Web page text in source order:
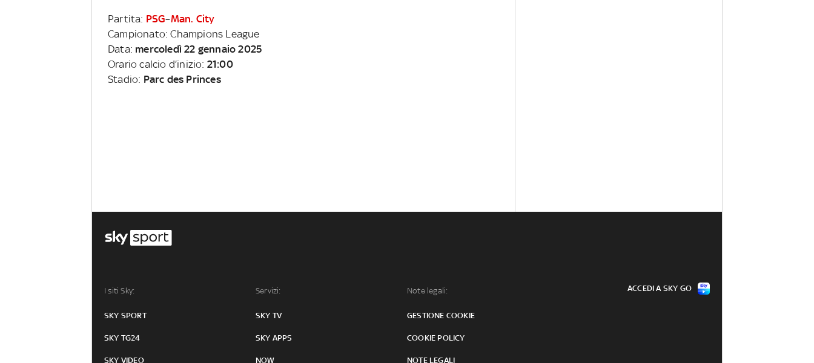
Partita: PSG–Man. City
Campionato: Champions League
Data: mercoledì 22 gennaio 2025
Orario calcio d’inizio: 21:00
Stadio: Parc des Princes
I siti Sky:
SKY SPORT
SKY TG24
SKY VIDEO
Servizi:
SKY TV
SKY APPS
NOW
Note legali:
GESTIONE COOKIE
COOKIE POLICY
NOTE LEGALI
ACCEDI A SKY GO